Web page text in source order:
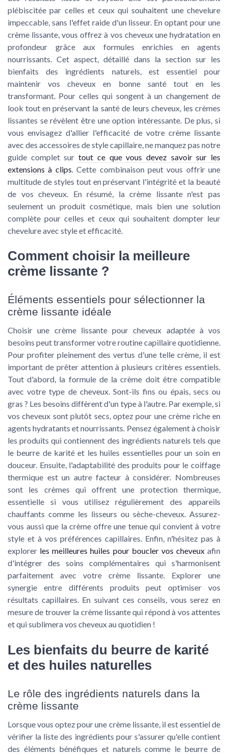
plébiscitée par celles et ceux qui souhaitent une chevelure
impeccable, sans l'effet raide d'un lisseur. En optant pour une
crème lissante, vous offrez à vos cheveux une hydratation en
profondeur grâce aux formules enrichies en agents
nourrissants. Cet aspect, détaillé dans la section sur les
bienfaits des ingrédients naturels, est essentiel pour
maintenir vos cheveux en bonne santé tout en les
transformant. Pour celles qui songent à un changement de
look tout en préservant la santé de leurs cheveux, les crèmes
lissantes se révèlent être une option intéressante. De plus, si
vous envisagez d'allier l'efficacité de votre crème lissante
avec des accessoires de style capillaire, ne manquez pas notre
guide complet surtout ce que vous devez savoir sur les
extensions à clips. Cette combinaison peut vous offrir une
multitude de styles tout en préservant l'intégrité et la beauté
de vos cheveux. En résumé, la crème lissante n'est pas
seulement un produit cosmétique, mais bien une solution
complète pour celles et ceux qui souhaitent dompter leur
chevelure avec style et efficacité.
Comment choisir la meilleure
crème lissante ?
Éléments essentiels pour sélectionner la
crème lissante idéale
Choisir une crème lissante pour cheveux adaptée à vos
besoins peut transformer votre routine capillaire quotidienne.
Pour profiter pleinement des vertus d'une telle crème, il est
important de prêter attention à plusieurs critères essentiels.
Tout d'abord, la formule de la crème doit être compatible
avec votre type de cheveux. Sont-ils fins ou épais, secs ou
gras ? Les besoins diffèrent d'un type à l'autre. Par exemple, si
vos cheveux sont plutôt secs, optez pour une crème riche en
agents hydratants et nourrissants. Pensez également à choisir
les produits qui contiennent des ingrédients naturels tels que
le beurre de karité et les huiles essentielles pour un soin en
douceur. Ensuite, l'adaptabilité des produits pour le coiffage
thermique est un autre facteur à considérer. Nombreuses
sont les crèmes qui offrent une protection thermique,
essentielle si vous utilisez régulièrement des appareils
chauffants comme les lisseurs ou sèche-cheveux. Assurez-
vous aussi que la crème offre une tenue qui convient à votre
style et à vos préférences capillaires. Enfin, n'hésitez pas à
explorer les meilleures huiles pour boucler vos cheveuxafin
d'intégrer des soins complémentaires qui s'harmonisent
parfaitement avec votre crème lissante. Explorer une
synergie entre différents produits peut optimiser vos
résultats capillaires. En suivant ces conseils, vous serez en
mesure de trouver la crème lissante qui répond à vos attentes
et qui sublimera vos cheveux au quotidien !
Les bienfaits du beurre de karité
et des huiles naturelles
Le rôle des ingrédients naturels dans la
crème lissante
Lorsque vous optez pour une crème lissante, il est essentiel de
vérifier la liste des ingrédients pour s'assurer qu'elle contient
des éléments bénéfiques et naturels comme le beurre de